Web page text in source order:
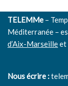
TELEMMe –
Méditerranée –
d’Aix-Marseilleet
Nous écrire :